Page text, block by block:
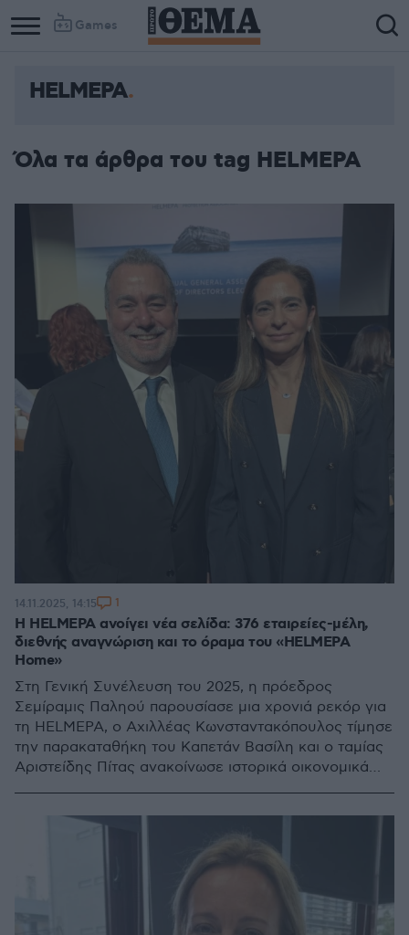
Games
Column
Column
HELMEPA
Όλα τα άρθρα του tag HELMEPA
Η HELMEPA ανοίγει νέα σελίδα: 376 εταιρείες-μέλη,
διεθνής αναγνώριση και το όραμα του «HELMEPA
Home»
Στη Γενική Συνέλευση του 2025, η πρόεδρος
Σεμίραμις Παληού παρουσίασε μια χρονιά ρεκόρ για
τη HELMEPA, ο Αχιλλέας Κωνσταντακόπουλος τίμησε
την παρακαταθήκη του Καπετάν Βασίλη και ο ταμίας
Αριστείδης Πίτας ανακοίνωσε ιστορικά οικονομικά
14.11.2025, 14:15 1